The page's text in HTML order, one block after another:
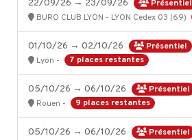
22/09/26 → 23/09/26
Présentiel
BURO CLUB LYON - LYON Cedex 03 (69)
01/10/26 → 02/10/26
Présentiel
Lyon -
7 places restantes
05/10/26 → 06/10/26
Présentiel
Rouen -
9 places restantes
05/10/26 → 06/10/26
Présentiel